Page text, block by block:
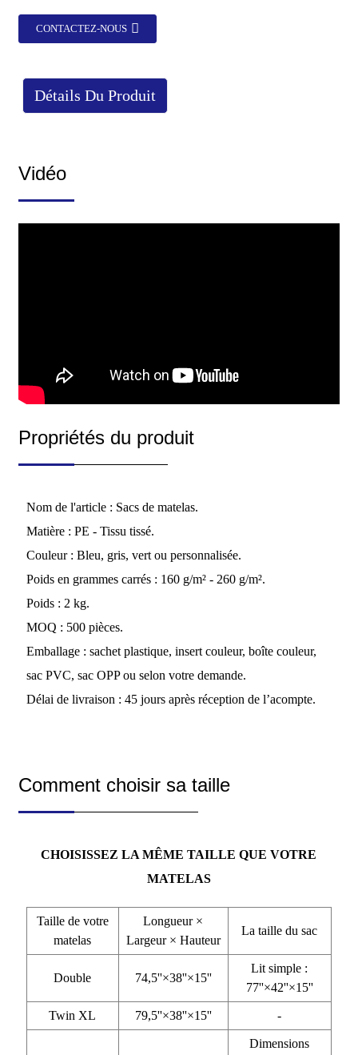
CONTACTEZ-NOUS
Détails Du Produit
Vidéo
Propriétés du produit
Nom de l'article : Sacs de matelas.
Matière : PE - Tissu tissé.
Couleur : Bleu, gris, vert ou personnalisée.
Poids en grammes carrés : 160 g/m² - 260 g/m².
Poids : 2 kg.
MOQ : 500 pièces.
Emballage : sachet plastique, insert couleur, boîte couleur,
sac PVC, sac OPP ou selon votre demande.
Délai de livraison : 45 jours après réception de l’acompte.
Comment choisir sa taille
CHOISISSEZ LA MÊME TAILLE QUE VOTRE
MATELAS
Taille de votre
matelas
Longueur ×
Largeur × Hauteur
La taille du sac
Double 74,5''×38''×15''
Lit simple :
77''×42''×15''
Twin XL 79,5''×38''×15'' -
Dimensions